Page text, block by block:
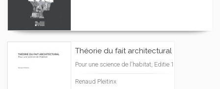
Théorie du fait architectural
Pour une science de l'habitat, Editie 1
Renaud Pleitinx